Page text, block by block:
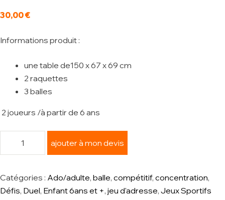
30,00€
Informations produit :
une table de150 x 67 x 69 cm
2 raquettes
3 balles
2 joueurs /à partir de 6 ans
ajouter à mon devis
Catégories : Ado/adulte, balle, compétitif, concentration,
Défis, Duel, Enfant 6ans et +, jeu d'adresse, Jeux Sportifs